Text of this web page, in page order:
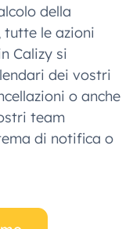
della
tutte le azioni
Calizy si
dei vostri
o anche
team
di notifica o